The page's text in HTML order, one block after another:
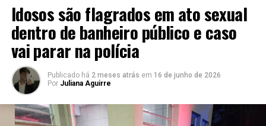
Idosos são flagrados em ato sexual
dentro de banheiro público e caso
vai parar na polícia
Publicado há 2 meses atrás em 16 de junho de 2026
Por Juliana Aguirre